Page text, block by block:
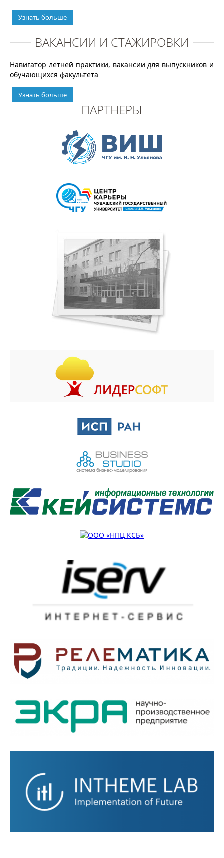
Узнать больше
ВАКАНСИИ И СТАЖИРОВКИ
Навигатор летней практики, вакансии для выпускников и
обучающихся факультета
Узнать больше
ПАРТНЕРЫ